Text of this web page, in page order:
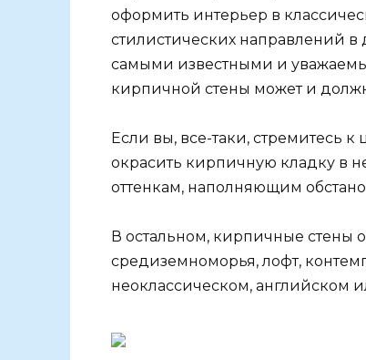
оформить интерьер в
стилистических направлений
самыми известными и
кирпичной стены может и
Если вы, все-таки, стремитесь
окрасить кирпичную кладку в
оттенкам, наполняющим
В остальном, кирпичные стены
средиземноморья, лофт,
неоклассическом, английском